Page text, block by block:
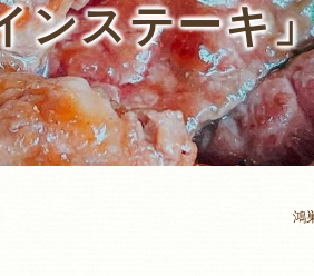
お弁当ンステーキ
鴻